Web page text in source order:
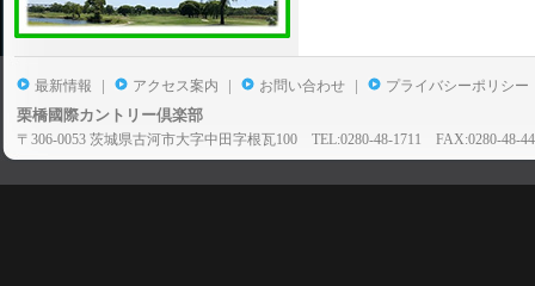
最新情報 | アクセス案内 | お問い合わせ | プライバシーポリシー
栗橋國際カントリー倶楽部
〒306-0053 茨城県古河市大字中田字根瓦100 TEL:0280-48-1711 FAX:0280-48-